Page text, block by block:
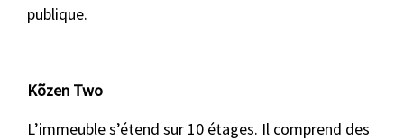
publique.
Kõzen Two
L’immeuble s’étend sur 10 étages. Il comprend des